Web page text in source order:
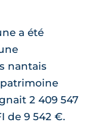
a été
nantais
patrimoine
2 409 547
de 9 542 €.